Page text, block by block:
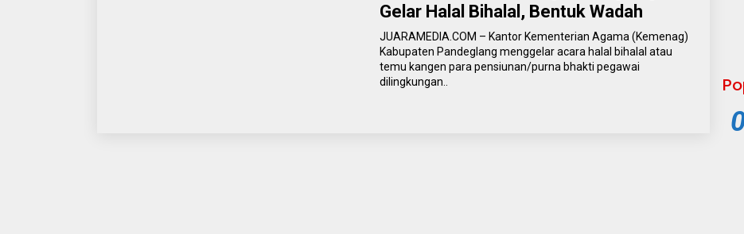
Gelar Halal Bihalal, Bentuk Wadah
JUARAMEDIA.COM – Kantor Kementerian Agama (Kemenag)
Kabupaten Pandeglang menggelar acara halal bihalal atau
temu kangen para pensiunan/purna bhakti pegawai
dilingkungan..